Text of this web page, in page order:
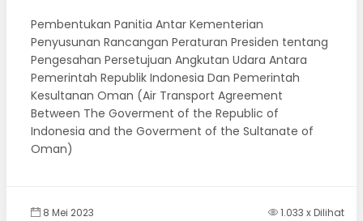
Pembentukan Panitia Antar Kementerian
Penyusunan Rancangan Peraturan Presiden tentang
Pengesahan Persetujuan Angkutan Udara Antara
Pemerintah Republik Indonesia Dan Pemerintah
Kesultanan Oman (Air Transport Agreement
Between The Goverment of the Republic of
Indonesia and the Goverment of the Sultanate of
Oman)
8 Mei 2023 1.033 x Dilihat